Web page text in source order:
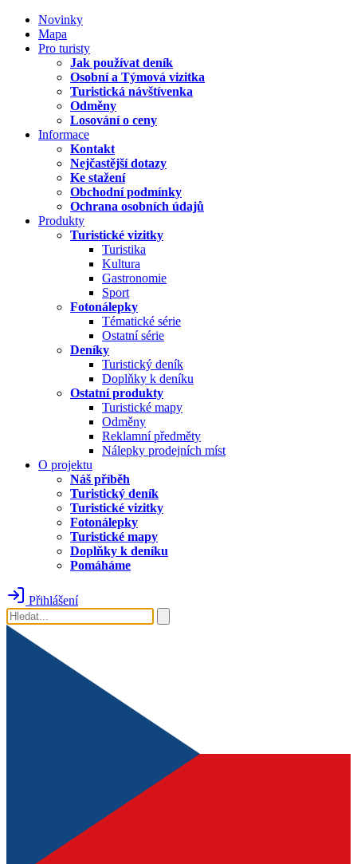
Novinky
Mapa
Pro turisty
Jak používat deník
Osobní a Týmová vizitka
Turistická návštívenka
Odměny
Losování o ceny
Informace
Kontakt
Nejčastější dotazy
Ke stažení
Obchodní podmínky
Ochrana osobních údajů
Produkty
Turistické vizitky
Turistika
Kultura
Gastronomie
Sport
Fotonálepky
Tématické série
Ostatní série
Deníky
Turistický deník
Doplňky k deníku
Ostatní produkty
Turistické mapy
Odměny
Reklamní předměty
Nálepky prodejních míst
O projektu
Náš příběh
Turistický deník
Turistické vizitky
Fotonálepky
Turistické mapy
Doplňky k deníku
Pomáháme
Přihlášení